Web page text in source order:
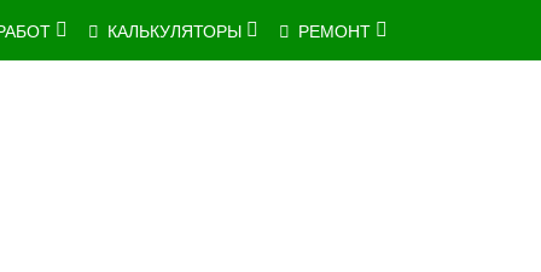
КАЛЬКУЛЯТОРЫ РЕМОНТ